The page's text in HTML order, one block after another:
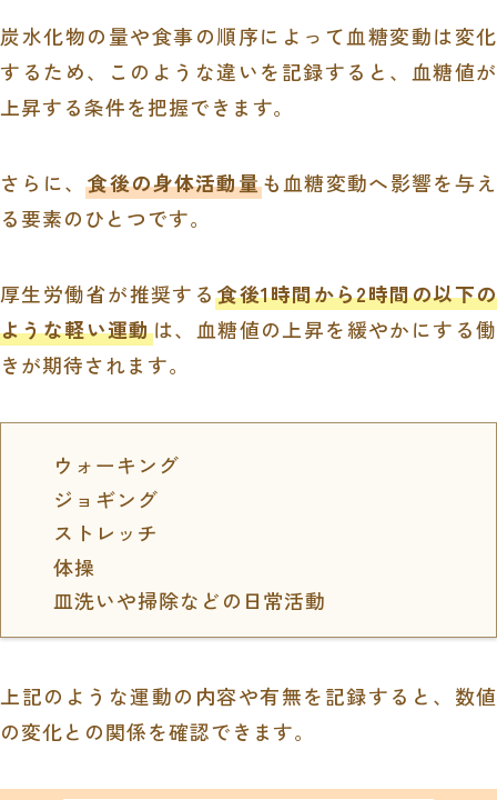
炭水化物の量や食事の順序によって血糖変動は変化
するため、このような違いを記録すると、血糖値が
上昇する条件を把握できます。
さらに、食後の身体活動量も血糖変動へ影響を与え
る要素のひとつです。
厚生労働省が推奨する食後1時間から2時間の以下の
ような軽い運動は、血糖値の上昇を緩やかにする働
きが期待されます。
ウォーキング
ジョギング
ストレッチ
体操
皿洗いや掃除などの日常活動
上記のような運動の内容や有無を記録すると、数値
の変化との関係を確認できます。